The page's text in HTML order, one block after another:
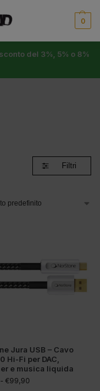
0
del 3%, 5% o 8%
Filtri
Jura USB – Cavo
Hi-Fi per DAC,
e musica liquida
- €99,90